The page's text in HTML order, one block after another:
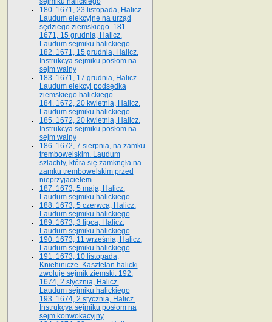
180. 1671, 23 listopada, Halicz.
Laudum elekcyjne na urząd
sędziego ziemskiego. 181.
1671, 15 grudnia, Halicz.
Laudum sejmiku halickiego
182. 1671, 15 grudnia, Halicz.
Instrukcya sejmiku posłom na
sejm walny
183. 1671, 17 grudnia, Halicz.
Laudum elekcyi podsędka
ziemskiego halickiego
184. 1672, 20 kwietnia, Halicz.
Laudum sejmiku halickiego
185. 1672, 20 kwietnia, Halicz.
Instrukcya sejmiku posłom na
sejm walny
186. 1672, 7 sierpnia, na zamku
trembowelskim. Laudum
szlachty, która się zamknęła na
zamku trembowelskim przed
nieprzyjacielem
187. 1673, 5 maja, Halicz.
Laudum sejmiku halickiego
188. 1673, 5 czerwca, Halicz.
Laudum sejmiku halickiego
189. 1673, 3 lipca, Halicz.
Laudum sejmiku halickiego
190. 1673, 11 września, Halicz.
Laudum sejmiku halickiego
191. 1673, 10 listopada,
Kniehinicze. Kasztelan halicki
zwołuje sejmik ziemski. 192.
1674, 2 stycznia, Halicz.
Laudum sejmiku halickiego
193. 1674, 2 stycznia, Halicz.
Instrukcya sejmiku posłom na
sejm konwokacyjny